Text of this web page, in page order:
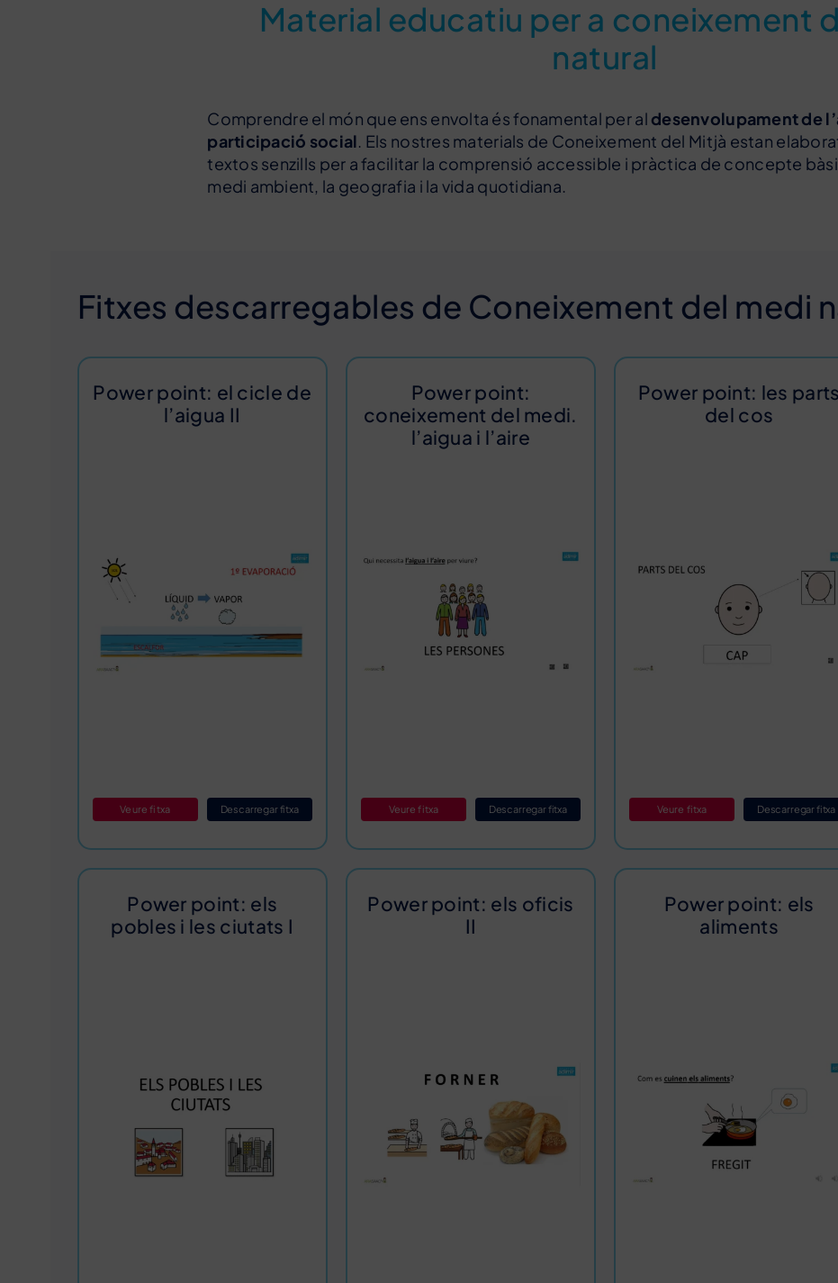
Material educatiu per a coneixement
natural
Comprendre el món que ens envolta és fonamental per al desenvolupament de
participació social. Els nostres materials de Coneixement del Mitjà estan
textos senzills per a facilitar la comprensió accessible i pràctica de concepte
medi ambient, la geografia i la vida quotidiana.
Fitxes descarregables de Coneixement del medi
Power point: el cicle de
l’aigua II
Veure fitxa Descarregar fitxa
Power point:
coneixement del medi.
l’aigua i l’aire
Veure fitxa Descarregar fitxa
Power point: les parts
del cos
Veure fitxa Descarregar fitxa
Power point: els
pobles i les ciutats I
Power point: els oficis
II
Power point: els
aliments